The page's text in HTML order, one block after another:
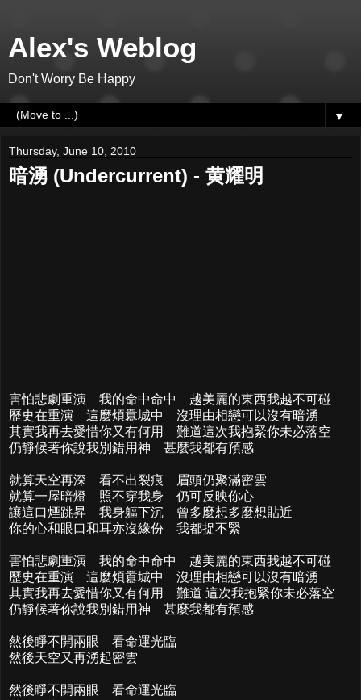
Alex's Weblog
Don't Worry Be Happy
▼
Thursday, June 10, 2010
暗湧 (Undercurrent) - 黄耀明
害怕悲劇重演 我的命中命中 越美麗的東西我越不可碰
歷史在重演 這麼煩囂城中 沒理由相戀可以沒有暗湧
其實我再去愛惜你又有何用 難道這次我抱緊你未必落空
仍靜候著你說我別錯用神 甚麼我都有預感
就算天空再深 看不出裂痕 眉頭仍聚滿密雲
就算一屋暗燈 照不穿我身 仍可反映你心
讓這口煙跳昇 我身軀下沉 曾多麼想多麼想貼近
你的心和眼口和耳亦沒緣份 我都捉不緊
害怕悲劇重演 我的命中命中 越美麗的東西我越不可碰
歷史在重演 這麼煩囂城中 沒理由相戀可以沒有暗湧
其實我再去愛惜你又有何用 難道 這次我抱緊你未必落空
仍靜候著你說我別錯用神 甚麼我都有預感
然後睜不開兩眼 看命運光臨
然後天空又再湧起密雲
然後睜不開兩眼 看命運光臨